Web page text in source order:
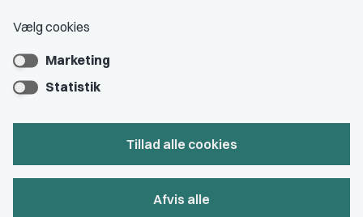
Bliv medlem
Privatlivs- & cookiepolitik
Vælg cookies
Marketing
Statistik
Tillad alle cookies
Afvis alle